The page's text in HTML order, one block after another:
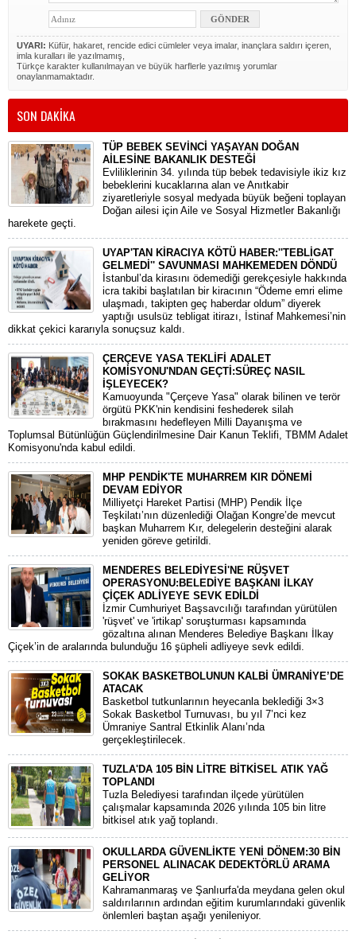
UYARI: Küfür, hakaret, rencide edici cümleler veya imalar, inançlara saldırı içeren,
imla kuralları ile yazılmamış,
Türkçe karakter kullanılmayan ve büyük harflerle yazılmış yorumlar
onaylanmamaktadır.
SON DAKİKA
TÜP BEBEK SEVİNCİ YAŞAYAN DOĞAN
AİLESİNE BAKANLIK DESTEĞİ
​Evliliklerinin 34. yılında tüp bebek tedavisiyle ikiz kız
bebeklerini kucaklarına alan ve Anıtkabir
ziyaretleriyle sosyal medyada büyük beğeni toplayan
Doğan ailesi için Aile ve Sosyal Hizmetler Bakanlığı
harekete geçti.
UYAP'TAN KİRACIYA KÖTÜ HABER:''TEBLİGAT
GELMEDİ'' SAVUNMASI MAHKEMEDEN DÖNDÜ
​İstanbul’da kirasını ödemediği gerekçesiyle hakkında
icra takibi başlatılan bir kiracının “Ödeme emri elime
ulaşmadı, takipten geç haberdar oldum” diyerek
yaptığı usulsüz tebligat itirazı, İstinaf Mahkemesi’nin
dikkat çekici kararıyla sonuçsuz kaldı.
ÇERÇEVE YASA TEKLİFİ ADALET
KOMİSYONU'NDAN GEÇTİ:SÜREÇ NASIL
İŞLEYECEK?
​Kamuoyunda "Çerçeve Yasa" olarak bilinen ve terör
örgütü PKK'nin kendisini feshederek silah
bırakmasını hedefleyen Milli Dayanışma ve
Toplumsal Bütünlüğün Güçlendirilmesine Dair Kanun Teklifi, TBMM Adalet
Komisyonu'nda kabul edildi.
MHP PENDİK'TE MUHARREM KIR DÖNEMİ
DEVAM EDİYOR
​Milliyetçi Hareket Partisi (MHP) Pendik İlçe
Teşkilatı’nın düzenlediği Olağan Kongre’de mevcut
başkan Muharrem Kır, delegelerin desteğini alarak
yeniden göreve getirildi.
MENDERES BELEDİYESİ'NE RÜŞVET
OPERASYONU:BELEDİYE BAŞKANI İLKAY
ÇİÇEK ADLİYEYE SEVK EDİLDİ
​İzmir Cumhuriyet Başsavcılığı tarafından yürütülen
'rüşvet' ve 'irtikap' soruşturması kapsamında
gözaltına alınan Menderes Belediye Başkanı İlkay
Çiçek’in de aralarında bulunduğu 16 şüpheli adliyeye sevk edildi.
SOKAK BASKETBOLUNUN KALBİ ÜMRANİYE’DE
ATACAK
Basketbol tutkunlarının heyecanla beklediği 3×3
Sokak Basketbol Turnuvası, bu yıl 7’nci kez
Ümraniye Santral Etkinlik Alanı’nda
gerçekleştirilecek.
TUZLA'DA 105 BİN LİTRE BİTKİSEL ATIK YAĞ
TOPLANDI
Tuzla Belediyesi tarafından ilçede yürütülen
çalışmalar kapsamında 2026 yılında 105 bin litre
bitkisel atık yağ toplandı.
OKULLARDA GÜVENLİKTE YENİ DÖNEM:30 BİN
PERSONEL ALINACAK DEDEKTÖRLÜ ARAMA
GELİYOR
​Kahramanmaraş ve Şanlıurfa'da meydana gelen okul
saldırılarının ardından eğitim kurumlarındaki güvenlik
önlemleri baştan aşağı yenileniyor.